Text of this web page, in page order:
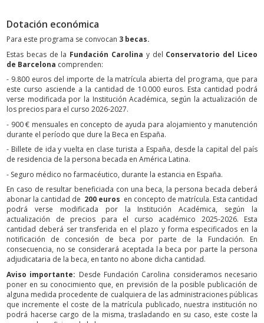
Dotación económica
Para este programa se convocan 3 becas.
Estas becas de la Fundación Carolina y del Conservatorio del Liceo
de Barcelona comprenden:
- 9.800 euros del importe de la matrícula abierta del programa, que para
este curso asciende a la cantidad de 10.000 euros. Esta cantidad podrá
verse modificada por la Institución Académica, según la actualización de
los precios para el curso 2026-2027.
- 900 € mensuales en concepto de ayuda para alojamiento y manutención
durante el período que dure la Beca en España.
- Billete de ida y vuelta en clase turista a España, desde la capital del país
de residencia de la persona becada en América Latina.
- Seguro médico no farmacéutico, durante la estancia en España.
En caso de resultar beneficiada con una beca, la persona becada deberá
abonar la cantidad de 200 euros en concepto de matrícula. Esta cantidad
podrá verse modificada por la Institución Académica, según la
actualización de precios para el curso académico 2025-2026. Esta
cantidad deberá ser transferida en el plazo y forma especificados en la
notificación de concesión de beca por parte de la Fundación. En
consecuencia, no se considerará aceptada la beca por parte la persona
adjudicataria de la beca, en tanto no abone dicha cantidad.
Aviso importante: Desde Fundación Carolina consideramos necesario
poner en su conocimiento que, en previsión de la posible publicación de
alguna medida procedente de cualquiera de las administraciones públicas
que incremente el coste de la matrícula publicado, nuestra institución no
podrá hacerse cargo de la misma, trasladando en su caso, este coste la